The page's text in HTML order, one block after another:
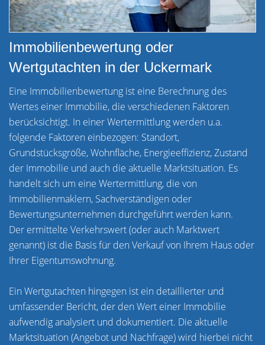
Immobilienbewertung oder
Wertgutachten in der Uckermark
Eine Immobilienbewertung ist eine Berechnung des
Wertes einer Immobilie, die verschiedenen Faktoren
berücksichtigt. In einer Wertermittlung werden u.a.
folgende Faktoren einbezogen: Standort,
Grundstücksgröße, Wohnfläche, Energieeffizienz, Zustand
der Immobilie und auch die aktuelle Marktsituation. Es
handelt sich um eine Wertermittlung, die von
Immobilienmaklern, Sachverständigen oder
Bewertungsunternehmen durchgeführt werden kann.
Der ermittelte Verkehrswert (oder auch Marktwert
genannt) ist die Basis für den Verkauf von Ihrem Haus oder
Ihrer Eigentumswohnung.
Ein Wertgutachten hingegen ist ein detaillierter und
umfassender Bericht, der den Wert einer Immobilie
aufwendig analysiert und dokumentiert. Die aktuelle
Marktsituation (Angebot und Nachfrage) wird hierbei nicht